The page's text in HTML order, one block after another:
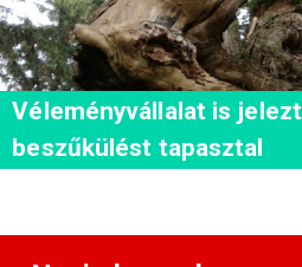
Véleményvállalat is
beszűkülést tapasztal